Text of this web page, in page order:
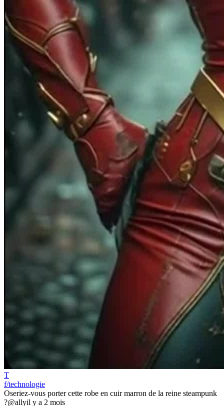
T
f/technologie
Oseriez-vous porter cette robe en cuir marron de la reine steampunk
?@allyil y a 2 mois